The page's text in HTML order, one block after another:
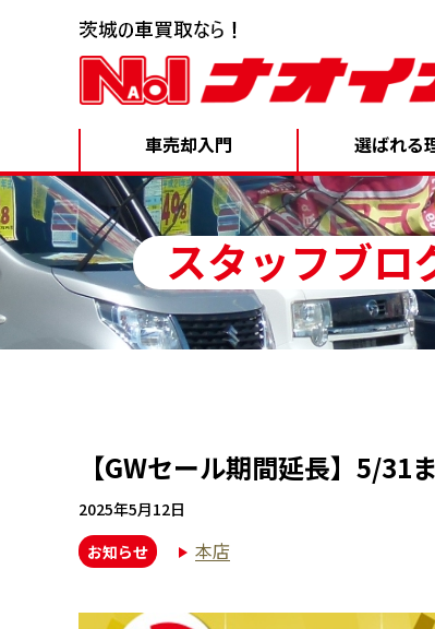
車売却入門 選ばれる
スタッフブロ
【GWセール期間延長】5/
2025年5月12日
お知らせ
本店